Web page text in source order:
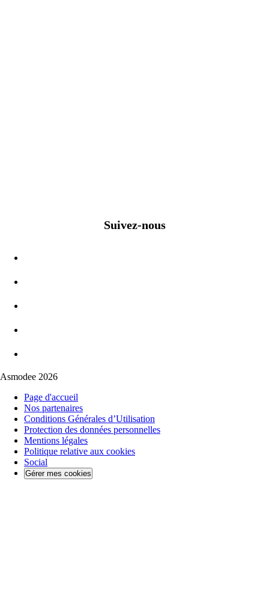
Suivez-nous
Asmodee 2026
Page d'accueil
Nos partenaires
Conditions Générales d’Utilisation
Protection des données personnelles
Mentions légales
Politique relative aux cookies
Social
Gérer mes cookies